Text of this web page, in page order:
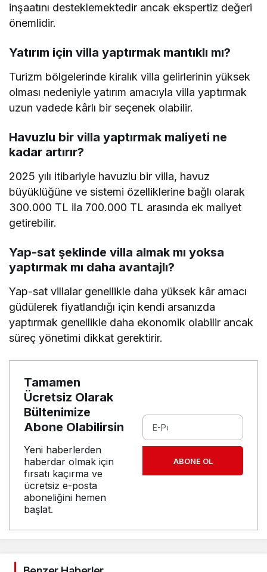
inşaatını desteklemektedir ancak ekspertiz değeri
önemlidir.
Yatırım için villa yaptırmak mantıklı mı?
Turizm bölgelerinde kiralık villa gelirlerinin yüksek
olması nedeniyle yatırım amacıyla villa yaptırmak
uzun vadede kârlı bir seçenek olabilir.
Havuzlu bir villa yaptırmak maliyeti ne
kadar artırır?
2025 yılı itibariyle havuzlu bir villa, havuz
büyüklüğüne ve sistemi özelliklerine bağlı olarak
300.000 TL ila 700.000 TL arasında ek maliyet
getirebilir.
Yap-sat şeklinde villa almak mı yoksa
yaptırmak mı daha avantajlı?
Yap-sat villalar genellikle daha yüksek kâr amacı
güdülerek fiyatlandığı için kendi arsanızda
yaptırmak genellikle daha ekonomik olabilir ancak
süreç yönetimi dikkat gerektirir.
Tamamen
Ücretsiz Olarak
Bültenimize
Abone Olabilirsin
Yeni haberlerden
haberdar olmak için
fırsatı kaçırma ve
ücretsiz e-posta
aboneliğini hemen
başlat.
ABONE OL